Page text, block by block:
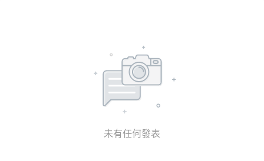
未有任何發表